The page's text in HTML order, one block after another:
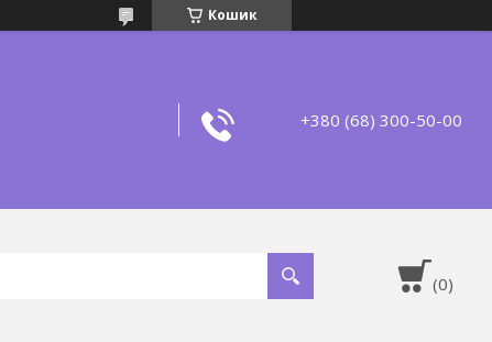
Кошик
+380 (68) 300-50-00